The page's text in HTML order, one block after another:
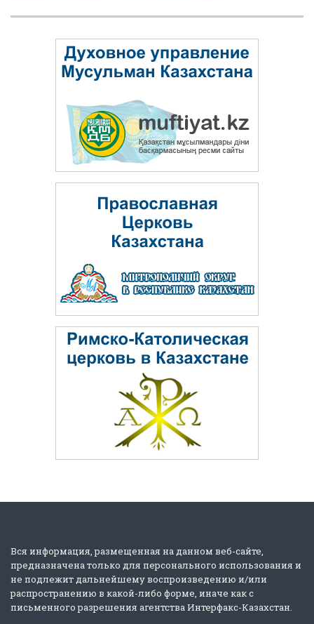
Вся информация, размещенная на данном веб-сайте,
предназначена только для персонального использования и
не подлежит дальнейшему воспроизведению и/или
распространению в какой-либо форме, иначе как с
письменного разрешения агентства Интерфакс-Казахстан.